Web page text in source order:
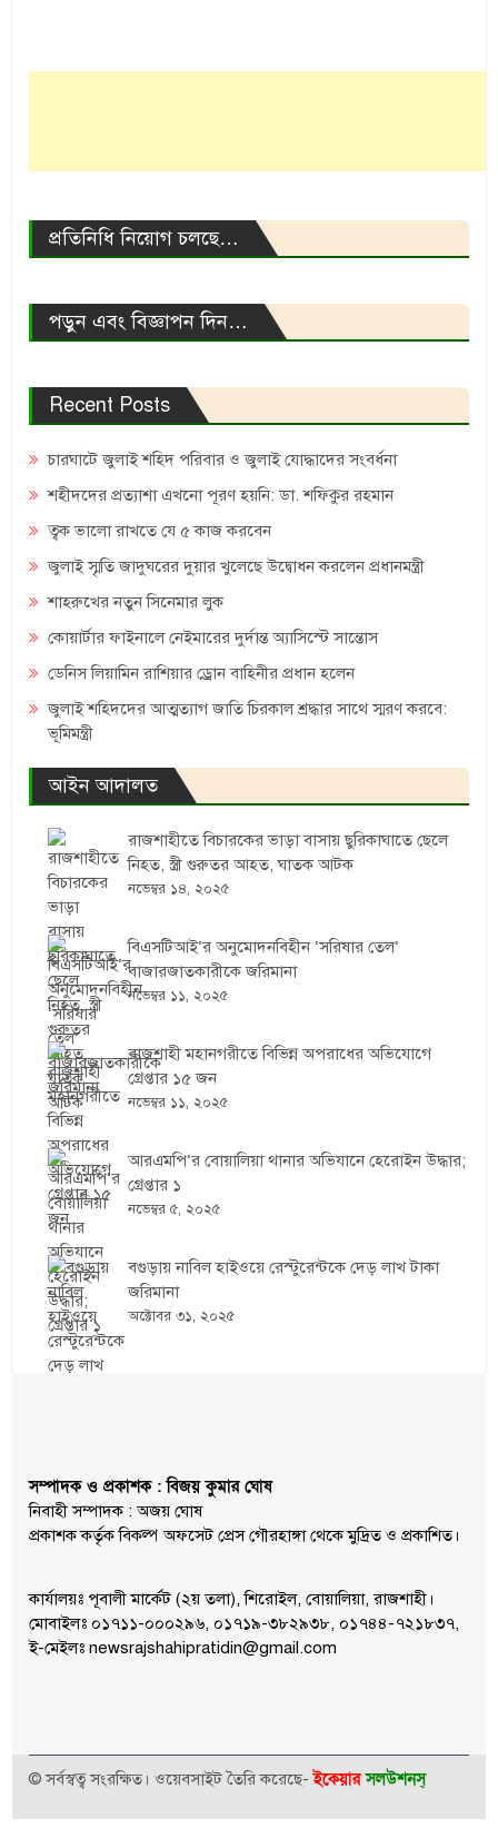
প্রতিনিধি নিয়োগ চলছে…
পড়ুন এবং বিজ্ঞাপন দিন…
Recent Posts
চারঘাটে জুলাই শহিদ পরিবার ও জুলাই যোদ্ধাদের সংবর্ধনা
শহীদদের প্রত্যাশা এখনো পূরণ হয়নি: ডা. শফিকুর রহমান
ত্বক ভালো রাখতে যে ৫ কাজ করবেন
জুলাই স্মৃতি জাদুঘরের দুয়ার খুলেছে উদ্বোধন করলেন প্রধানমন্ত্রী
শাহরুখের নতুন সিনেমার লুক
কোয়ার্টার ফাইনালে নেইমারের দুর্দান্ত অ্যাসিস্টে সান্তোস
ডেনিস লিয়ামিন রাশিয়ার ড্রোন বাহিনীর প্রধান হলেন
জুলাই শহিদদের আত্মত্যাগ জাতি চিরকাল শ্রদ্ধার সাথে স্মরণ করবে:
ভূমিমন্ত্রী
আইন আদালত
রাজশাহীতে বিচারকের ভাড়া বাসায় ছুরিকাঘাতে ছেলে
নিহত, স্ত্রী গুরুতর আহত, ঘাতক আটক
নভেম্বর ১৪, ২০২৫
বিএসটিআই’র অনুমোদনবিহীন ‘সরিষার তেল’
বাজারজাতকারীকে জরিমানা
নভেম্বর ১১, ২০২৫
রাজশাহী মহানগরীতে বিভিন্ন অপরাধের অভিযোগে
গ্রেপ্তার ১৫ জন
নভেম্বর ১১, ২০২৫
আরএমপি’র বোয়ালিয়া থানার অভিযানে হেরোইন উদ্ধার;
গ্রেপ্তার ১
নভেম্বর ৫, ২০২৫
বগুড়ায় নাবিল হাইওয়ে রেস্টুরেন্টকে দেড় লাখ টাকা
জরিমানা
অক্টোবর ৩১, ২০২৫
সম্পাদক ও প্রকাশক : বিজয় কুমার ঘোষ
নিবাহী সম্পাদক : অজয় ঘোষ
প্রকাশক কর্তৃক বিকল্প অফসেট প্রেস গৌরহাঙ্গা থেকে মুদ্রিত ও প্রকাশিত।
কার্যালয়ঃ পূবালী মার্কেট (২য় তলা), শিরোইল, বোয়ালিয়া, রাজশাহী।
মোবাইলঃ ০১৭১১-০০০২৯৬, ০১৭১৯-৩৮২৯৩৮, ০১৭৪৪-৭২১৮৩৭,
ই-মেইলঃ newsrajshahipratidin@gmail.com
© সর্বস্বত্ব সংরক্ষিত। ওয়েবসাইট তৈরি করেছে-ইকেয়ার সলউশনস্